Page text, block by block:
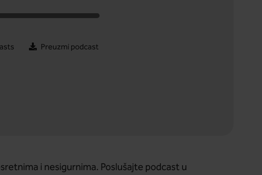
Preuzmi podcast
i nesigurnima. Poslušajte podcast u